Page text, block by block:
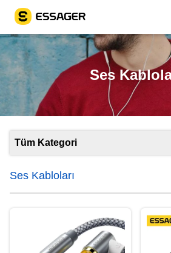
Ses
Tüm Kategori
Ses Kabloları